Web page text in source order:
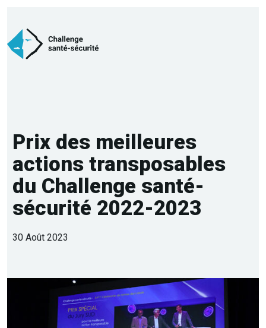
Prix des meilleures
actions transposables
du Challenge santé-
sécurité 2022-2023
30 Août 2023